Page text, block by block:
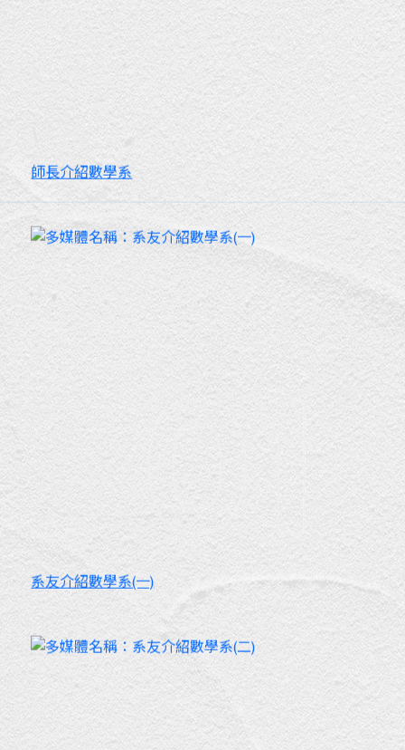
師長介紹數學系
系友介紹數學系(一)